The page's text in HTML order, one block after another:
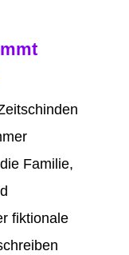
Familie,
fiktionale